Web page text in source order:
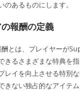
のあるものにします。
報酬の定義
とは、プレイヤーが
きるさまざまな特典を
レイを向上させる特別
きない独占的なアイテ